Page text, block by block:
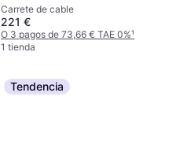
Carrete de cable
221 €
O 3 pagos de 73,66 € TAE 0%¹
1 tienda
Tendencia